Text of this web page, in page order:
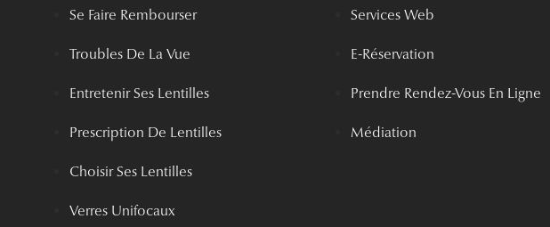
Se Faire Rembourser
Troubles De La Vue
Entretenir Ses Lentilles
Prescription De Lentilles
Choisir Ses Lentilles
Verres Unifocaux
Services Web
E-Réservation
Prendre Rendez-Vous En Ligne
Médiation